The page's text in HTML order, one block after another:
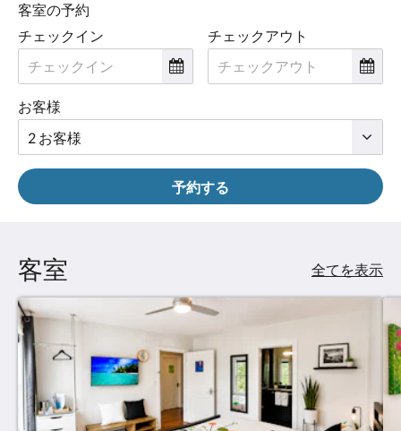
ボ
タ
ン
お
よ
前
ボ
タ
を
タ
て
く
だ
さ
い。
客室の予約
チェックイン
チェックアウト
お客様
予約する
客室 全てを表示